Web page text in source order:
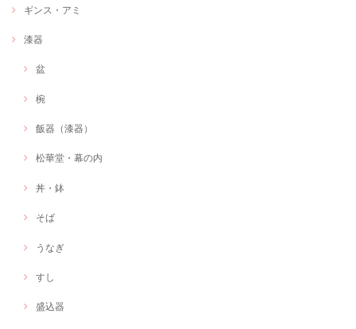
ギンス・アミ
漆器
盆
椀
飯器（漆器）
松華堂・幕の内
丼・鉢
そば
うなぎ
すし
盛込器